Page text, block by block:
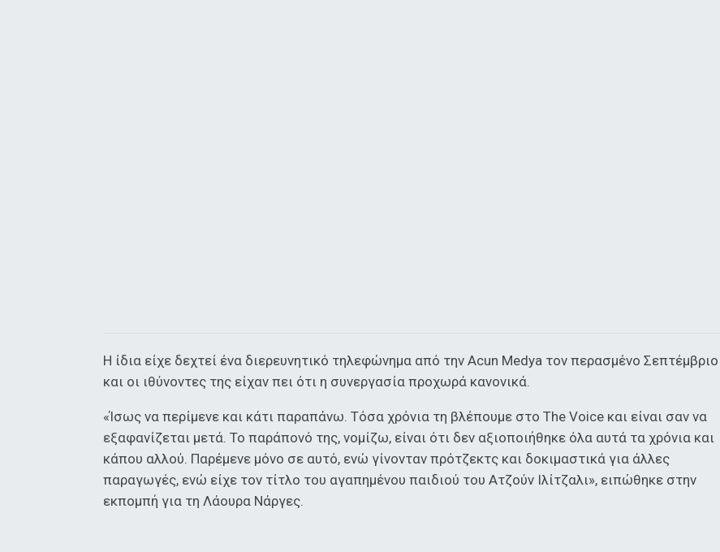
Η ίδια είχε δεχτεί ένα διερευνητικό τηλεφώνημα από την Acun Medya τον περασμένο Σεπτέμβριο
και οι ιθύνοντες της είχαν πει ότι η συνεργασία προχωρά κανονικά.
«Ίσως να περίμενε και κάτι παραπάνω. Τόσα χρόνια τη βλέπουμε στο The Voice και είναι σαν να
εξαφανίζεται μετά. Το παράπονό της, νομίζω, είναι ότι δεν αξιοποιήθηκε όλα αυτά τα χρόνια και
κάπου αλλού. Παρέμενε μόνο σε αυτό, ενώ γίνονταν πρότζεκτς και δοκιμαστικά για άλλες
παραγωγές, ενώ είχε τον τίτλο του αγαπημένου παιδιού του Ατζούν Ιλίτζαλι», ειπώθηκε στην
εκπομπή για τη Λάουρα Νάργες.